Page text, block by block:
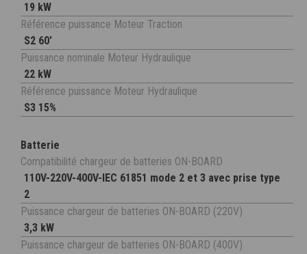
19 kW
Référence puissance Moteur Traction
S2 60'
Puissance nominale Moteur Hydraulique
22 kW
Référence puissance Moteur Hydraulique
S3 15%
Batterie
Compatibilité chargeur de batteries ON-BOARD
110V-220V-400V-IEC 61851 mode 2 et 3 avec prise type
2
Puissance chargeur de batteries ON-BOARD (220V)
3,3 kW
Puissance chargeur de batteries ON-BOARD (400V)